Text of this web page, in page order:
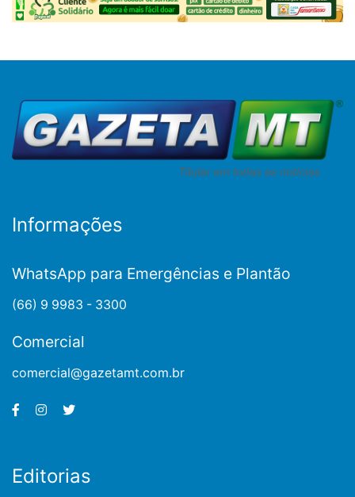
Informações
WhatsApp para Emergências e Plantão
(66) 9 9983 - 3300
Comercial
comercial@gazetamt.com.br
Editorias